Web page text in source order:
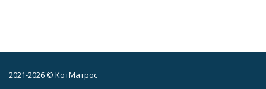
2021-2026 © КотМатрос